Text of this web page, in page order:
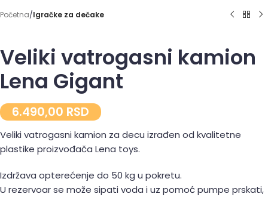
Početna Igračke za dečake
Veliki vatrogasni kamion
Lena Gigant
6.490,00 RSD
Veliki vatrogasni kamion za decu izrađen od kvalitetne
plastike proizvođača Lena toys.
Izdržava opterećenje do 50 kg u pokretu.
U rezervoar se može sipati voda i uz pomoć pumpe prskati,